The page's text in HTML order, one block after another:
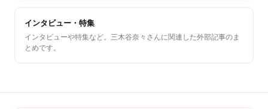
インタビュー・特集
インタビューや特集など。三木谷奈々さんに関連した外部記事のま
とめです。